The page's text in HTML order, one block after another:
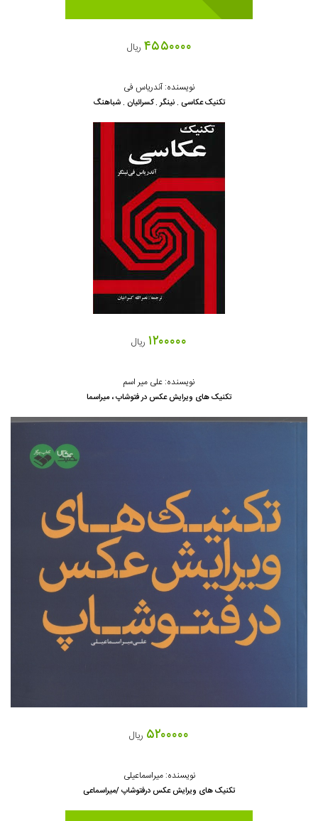
۴۵۵۰۰۰۰ ریال
نویسنده: آندریاس فی
تکنیک عکاسی . نینگر . کسرائیان . شباهنگ
۱۲۰۰۰۰۰ ریال
نویسنده: علی میر اسم
تکنیک های ویرایش عکس در فتوشاپ ، میراسما
۵۲۰۰۰۰۰ ریال
نویسنده: میراسماعیلی
تکنیک های ویرایش عکس درفتوشاپ /میراسماعی